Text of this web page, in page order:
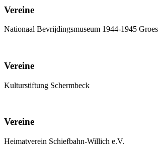
Vereine
Nationaal Bevrijdingsmuseum 1944-1945
Vereine
Kulturstiftung Schermbeck
Vereine
Heimatverein Schiefbahn-Willich e.V.